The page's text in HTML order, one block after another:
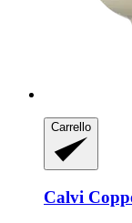
Carrello
Calvi